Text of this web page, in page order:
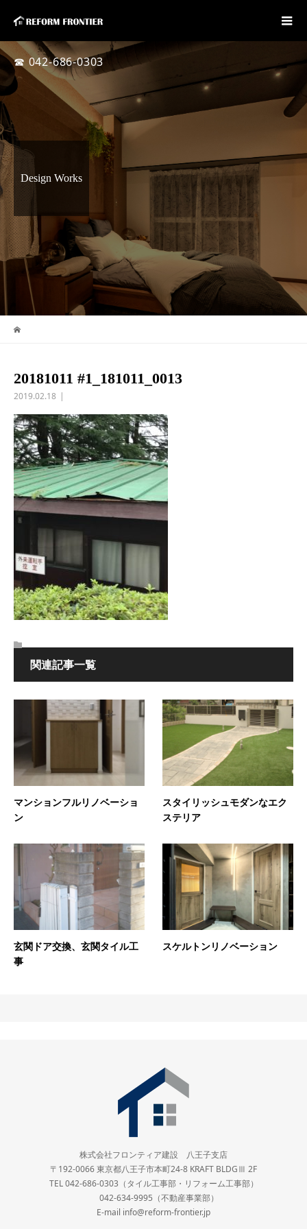
☎ 042-686-0303
Design Works
20181011 #1_181011_0013
2019.02.18
関連記事一覧
マンションフルリノベーショ
ン
スタイリッシュモダンなエク
ステリア
玄関ドア交換、玄関タイル工
事
スケルトンリノベーション
株式会社フロンティア建設 八王子支店
〒192-0066 東京都八王子市本町24-8 KRAFT BLDGⅢ 2F
TEL 042-686-0303（タイル工事部・リフォーム工事部）
042-634-9995（不動産事業部）
E-mail info@reform-frontier.jp